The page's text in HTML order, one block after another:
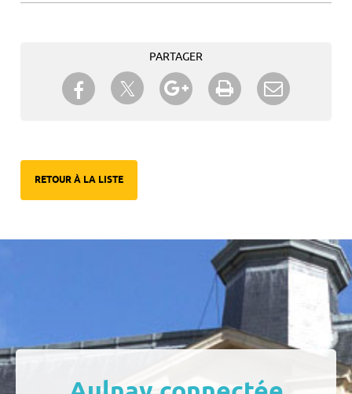
PARTAGER
Partager sur Facebook
Partager sur TwitterPartager sur Google+
Imprimer
RETOUR À LA LISTE